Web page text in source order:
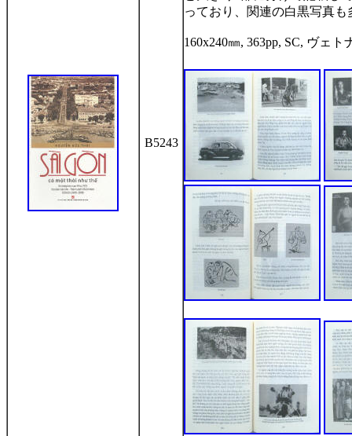
B5243
っており、関連の白黒写真も
160x240㎜, 363pp, SC, ヴェト